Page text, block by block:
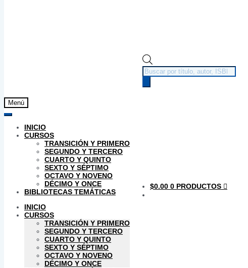
Búsqueda
de
productos
Menú
INICIO
CURSOS
TRANSICIÓN Y PRIMERO
SEGUNDO Y TERCERO
CUARTO Y QUINTO
SEXTO Y SÉPTIMO
OCTAVO Y NOVENO
DÉCIMO Y ONCE
BIBLIOTECAS TEMÁTICAS
INICIO
CURSOS
TRANSICIÓN Y PRIMERO
SEGUNDO Y TERCERO
CUARTO Y QUINTO
SEXTO Y SÉPTIMO
OCTAVO Y NOVENO
DÉCIMO Y ONCE
$0.00 0 PRODUCTOS